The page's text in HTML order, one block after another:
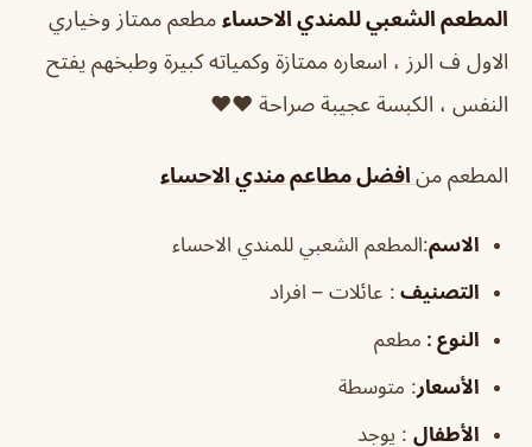
المطعم الشعبي للمندي الاحساء مطعم ممتاز وخياري
الاول ف الرز ، اسعاره ممتازة وكمياته كبيرة وطبخهم يفتح
النفس ، الكبسة عجيبة صراحة ❤️❤️
المطعم من افضل مطاعم مندي الاحساء
الاسم:المطعم الشعبي للمندي الاحساء
التصنيف : عائلات – افراد
النوع : مطعم
الأسعار: متوسطة
الأطفال : يوجد